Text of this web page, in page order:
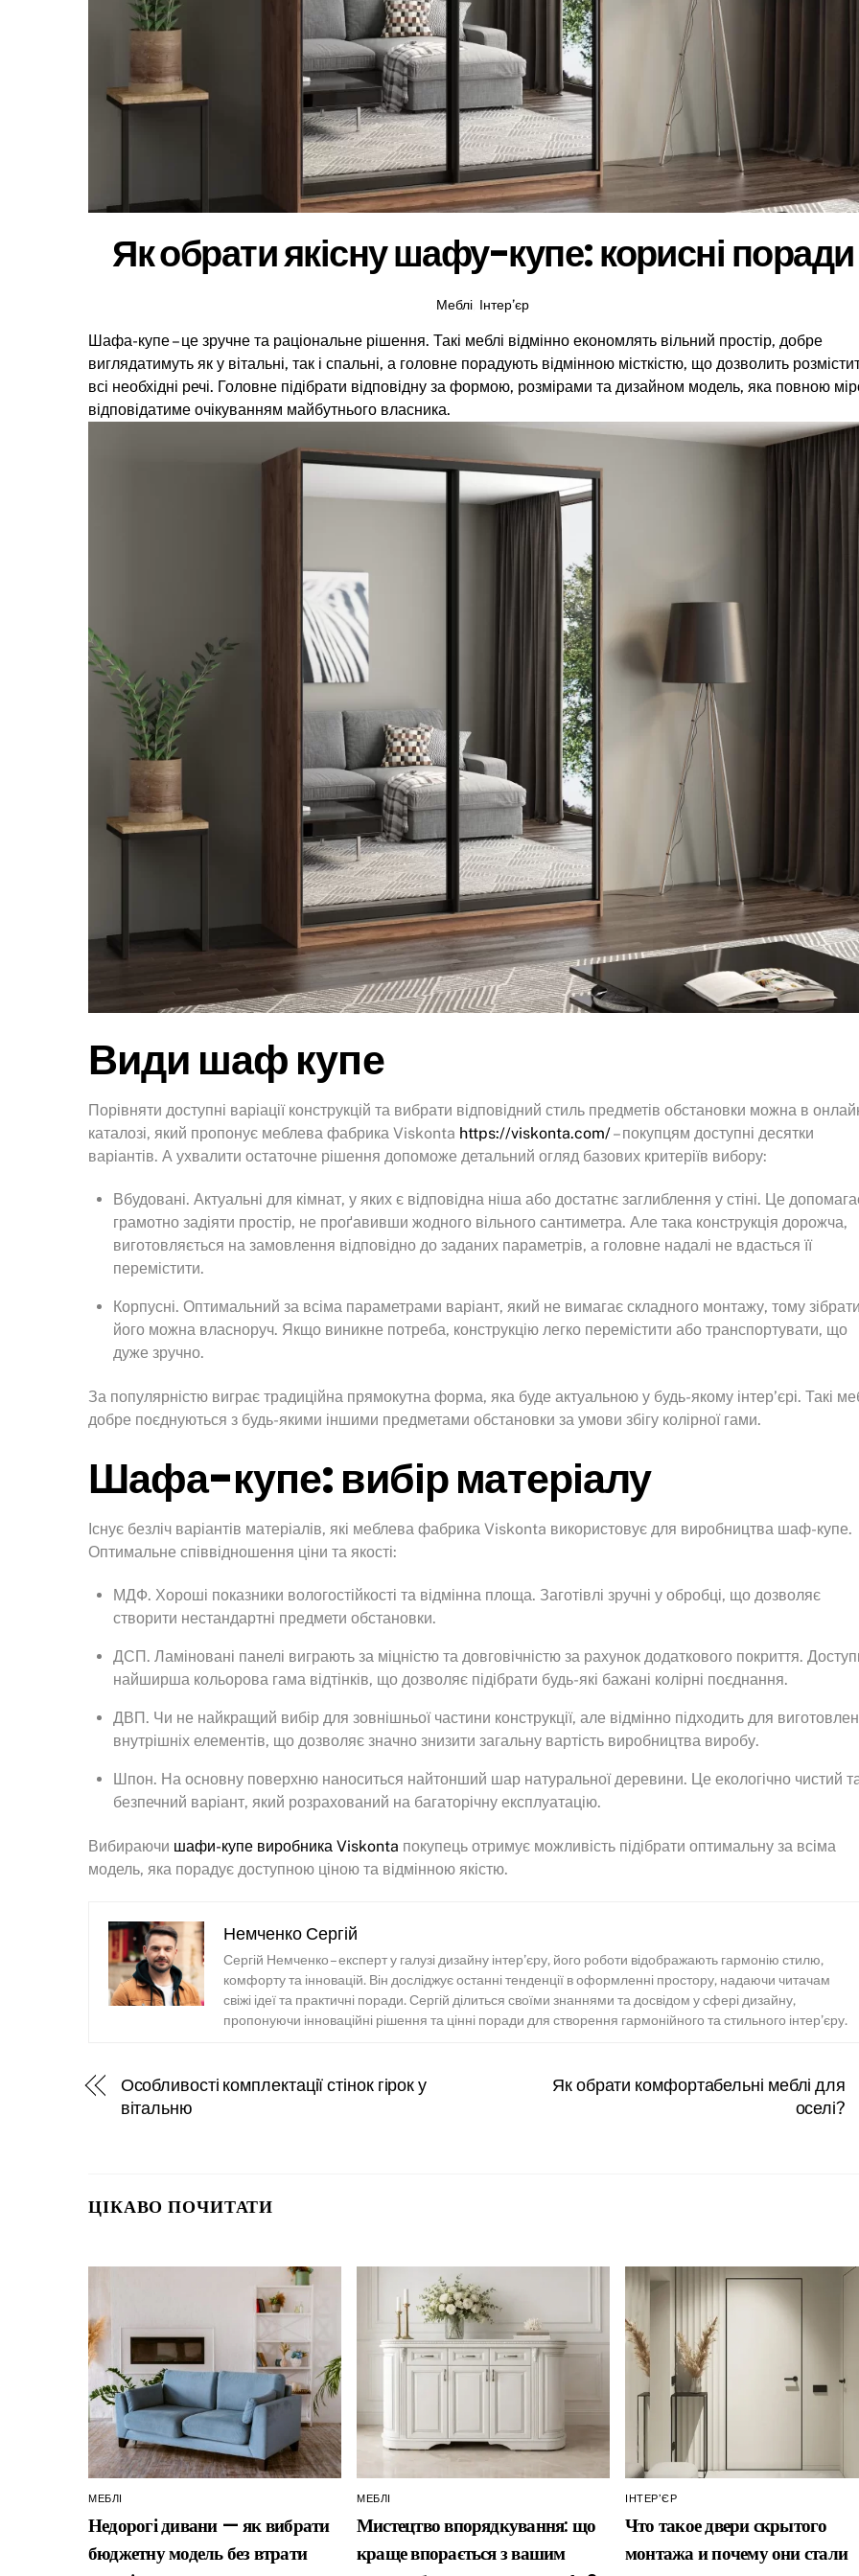
Як обрати якісну шафу-купе: корисні поради
Меблі Інтер’єр
Шафа-купе – це зручне та раціональне рішення. Такі меблі відмінно економлять вільний простір, добре
виглядатимуть як у вітальні, так і спальні, а головне порадують відмінною місткістю, що дозволить
всі необхідні речі. Головне підібрати відповідну за формою, розмірами та дизайном модель, яка повною
відповідатиме очікуванням майбутнього власника.
Види шаф купе
Порівняти доступні варіації конструкцій та вибрати відповідний стиль предметів обстановки можна в
каталозі, який пропонує меблева фабрика Viskonta https://viskonta.com/– покупцям доступні десятки
варіантів. А ухвалити остаточне рішення допоможе детальний огляд базових критеріїв вибору:
Вбудовані. Актуальні для кімнат, у яких є відповідна ніша або достатнє заглиблення у стіні. Це
грамотно задіяти простір, не проґавивши жодного вільного сантиметра. Але така конструкція дорожча,
виготовляється на замовлення відповідно до заданих параметрів, а головне надалі не вдасться її
перемістити.
Корпусні. Оптимальний за всіма параметрами варіант, який не вимагає складного монтажу, тому
його можна власноруч. Якщо виникне потреба, конструкцію легко перемістити або транспортувати, що
дуже зручно.
За популярністю виграє традиційна прямокутна форма, яка буде актуальною у будь-якому інтер’єрі. Такі
добре поєднуються з будь-якими іншими предметами обстановки за умови збігу колірної гами.
Шафа-купе: вибір матеріалу
Існує безліч варіантів матеріалів, які меблева фабрика Viskonta використовує для виробництва шаф-купе.
Оптимальне співвідношення ціни та якості:
МДФ. Хороші показники вологостійкості та відмінна площа. Заготівлі зручні у обробці, що дозволяє
створити нестандартні предмети обстановки.
ДСП. Ламіновані панелі виграють за міцністю та довговічністю за рахунок додаткового покриття.
найширша кольорова гама відтінків, що дозволяє підібрати будь-які бажані колірні поєднання.
ДВП. Чи не найкращий вибір для зовнішньої частини конструкції, але відмінно підходить для
внутрішніх елементів, що дозволяє значно знизити загальну вартість виробництва виробу.
Шпон. На основну поверхню наноситься найтонший шар натуральної деревини. Це екологічно чистий
безпечний варіант, який розрахований на багаторічну експлуатацію.
Вибираючи шафи-купе виробника Viskonta покупець отримує можливість підібрати оптимальну за всіма
модель, яка порадує доступною ціною та відмінною якістю.
Немченко Сергій
Сергій Немченко – експерт у галузі дизайну інтер’єру, його роботи відображають гармонію стилю,
комфорту та інновацій. Він досліджує останні тенденції в оформленні простору, надаючи читачам
свіжі ідеї та практичні поради. Сергій ділиться своїми знаннями та досвідом у сфері дизайну,
пропонуючи інноваційні рішення та цінні поради для створення гармонійного та стильного інтер’єру.
Особливості комплектації стінок гірок у
вітальню
Як обрати комфортабельні меблі для
оселі?
ЦІКАВО ПОЧИТАТИ
МЕБЛІ
Недорогі дивани — як вибрати
бюджетну модель без втрати
МЕБЛІ
Мистецтво впорядкування: що
краще впорається з вашим
ІНТЕР’ЄР
Что такое двери скрытого
монтажа и почему они стали